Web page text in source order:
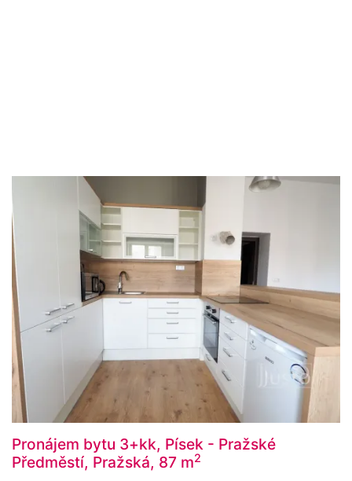
Pronájem bytu 3+kk, Písek - Pražské
Předměstí, Pražská, 87 m2